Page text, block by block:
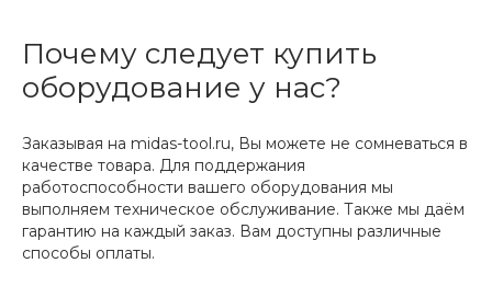
Почему следует купить
оборудование у нас?
Заказывая на midas-tool.ru, Вы можете не сомневаться в
качестве товара. Для поддержания
работоспособности вашего оборудования мы
выполняем техническое обслуживание. Также мы даём
гарантию на каждый заказ. Вам доступны различные
способы оплаты.